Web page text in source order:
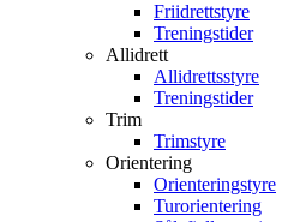
Friidrettstyre
Treningstider
Allidrett
Allidrettsstyre
Treningstider
Trim
Trimstyre
Orientering
Orienteringstyre
Turorientering